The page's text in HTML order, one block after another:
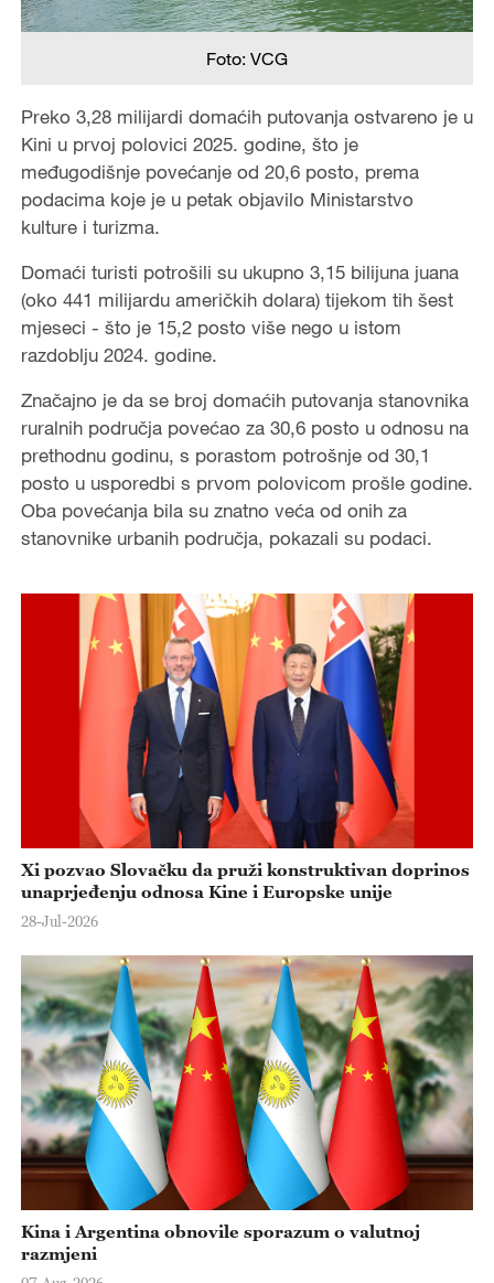
Foto: VCG
Preko 3,28 milijardi domaćih putovanja ostvareno je u
Kini u prvoj polovici 2025. godine, što je
međugodišnje povećanje od 20,6 posto, prema
podacima koje je u petak objavilo Ministarstvo
kulture i turizma.
Domaći turisti potrošili su ukupno 3,15 bilijuna juana
(oko 441 milijardu američkih dolara) tijekom tih šest
mjeseci - što je 15,2 posto više nego u istom
razdoblju 2024. godine.
Značajno je da se broj domaćih putovanja stanovnika
ruralnih područja povećao za 30,6 posto u odnosu na
prethodnu godinu, s porastom potrošnje od 30,1
posto u usporedbi s prvom polovicom prošle godine.
Oba povećanja bila su znatno veća od onih za
stanovnike urbanih područja, pokazali su podaci.
Xi pozvao Slovačku da pruži konstruktivan doprinos
unaprjeđenju odnosa Kine i Europske unije
28-Jul-2026
Kina i Argentina obnovile sporazum o valutnoj
razmjeni